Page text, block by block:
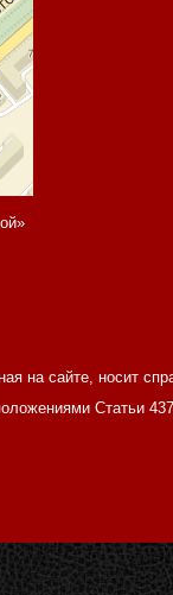
на сайте, носит
Статьи